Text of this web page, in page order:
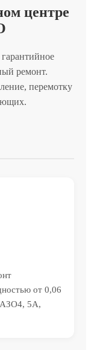
центре
ремонт.
перемотку
от 0,06
5А,